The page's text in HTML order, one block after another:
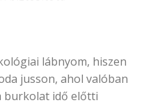
lábnyom, hiszen
jusson, ahol valóban
burkolat idő előtti